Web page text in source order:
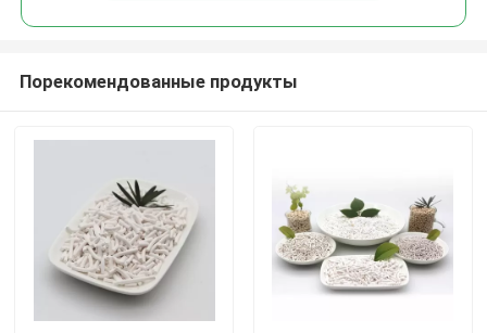
Домой
Порекомендованные продукты